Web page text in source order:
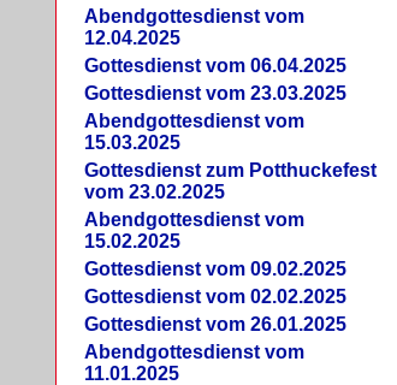
Abendgottesdienst vom
12.04.2025
Gottesdienst vom 06.04.2025
Gottesdienst vom 23.03.2025
Abendgottesdienst vom
15.03.2025
Gottesdienst zum Potthuckefest
vom 23.02.2025
Abendgottesdienst vom
15.02.2025
Gottesdienst vom 09.02.2025
Gottesdienst vom 02.02.2025
Gottesdienst vom 26.01.2025
Abendgottesdienst vom
11.01.2025